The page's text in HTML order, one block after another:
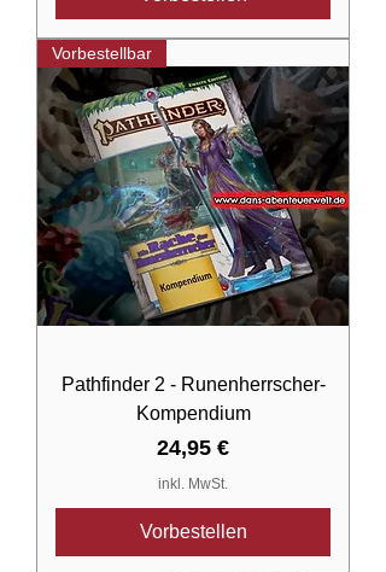
Vorbestellbar
Pathfinder 2 - Runenherrscher-
Kompendium
Preis
24,95 €
inkl. MwSt.
Vorbestellen